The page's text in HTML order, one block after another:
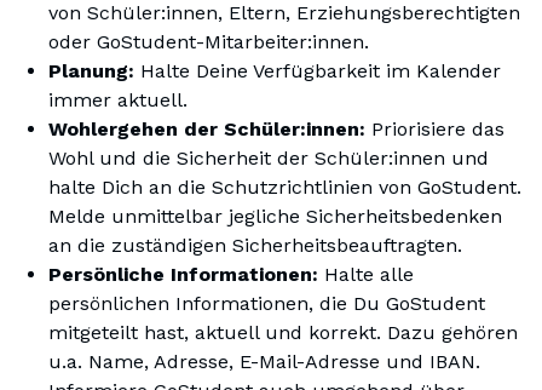
von Schüler:innen, Eltern, Erziehungsberechtigten
oder GoStudent-Mitarbeiter:innen.
Planung: Halte Deine Verfügbarkeit im Kalender
immer aktuell.
Wohlergehen der Schüler:innen: Priorisiere das
Wohl und die Sicherheit der Schüler:innen und
halte Dich an die Schutzrichtlinien von GoStudent.
Melde unmittelbar jegliche Sicherheitsbedenken
an die zuständigen Sicherheitsbeauftragten.
Persönliche Informationen: Halte alle
persönlichen Informationen, die Du GoStudent
mitgeteilt hast, aktuell und korrekt. Dazu gehören
u.a. Name, Adresse, E-Mail-Adresse und IBAN.